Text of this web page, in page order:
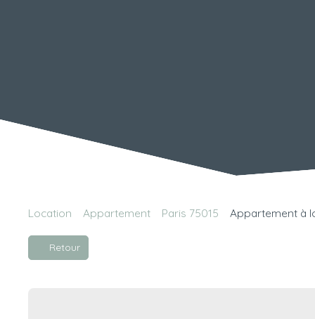
Location Appartement Paris 75015 Appartement à
Retour